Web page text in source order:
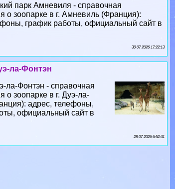
парк Амневиля - справочная
о зоопарке в г. Амневиль (Франция):
график работы, официальный сайт в
30 07 2026 17:22:13
ла-Фонтэн
ла-Фонтэн - справочная
о зоопарке в г. Дуэ-ла-
адрес, телефоны,
официальный сайт в
28 07 2026 6:52:31